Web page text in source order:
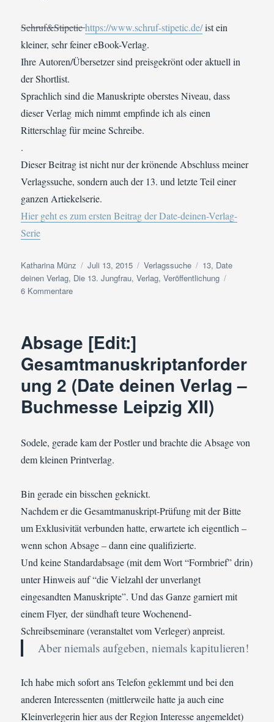
Schruf&Stipetichttps://www.schruf-stipetic.de/ist ein
kleiner, sehr feiner eBook-Verlag.
Ihre Autoren/Übersetzer sind preisgekrönt oder aktuell in
der Shortlist.
Sprachlich sind die Manuskripte oberstes Niveau, dass
dieser Verlag mich nimmt empfinde ich als einen
Ritterschlag für meine Schreibe.
.
Dieser Beitrag ist nicht nur der krönende Abschluss meiner
Verlagssuche, sondern auch der 13. und letzte Teil einer
ganzen Artiekelserie.
Hier geht es zum ersten Beitrag der Date-deinen-Verlag-
Serie
Autor
Katharina Münz
Veröffentlicht
am
Juli 13, 2015 Kategorien
Verlagssuche Schlagwörter
13, Date
deinen Verlag, Die 13. Jungfrau,Verlag,Veröffentlichung
6 Kommentarezu
Juli
Absage [Edit:]
Gesamtmanuskriptanforder
ung 2 (Date deinen Verlag –
Buchmesse Leipzig XII)
Sodele, gerade kam der Postler und brachte die Absagevon
dem kleinen Printverlag.
Bin gerade ein bisschen geknickt.
Nachdem er die Gesamtmanuskript-Prüfung mit der Bitte
um Exklusivität verbunden hatte, erwartete ich eigentlich –
wenn schon Absage – dann eine qualifizierte.
Und keine Standardabsage (mit dem Wort “Formbrief” drin)
unter Hinweis auf “die Vielzahl der unverlangt
eingesandten Manuskripte”. Und das Ganze garniert mit
einem Flyer, der sündhaft teure Wochenend-
Schreibseminare (veranstaltet vom Verleger) anpreist.
Aber niemals aufgeben, niemals kapitulieren!
Ich habe mich sofort ans Telefon geklemmt und bei den
anderen Interessenten (mittlerweile hatte ja auch eine
Kleinverlegerin hier aus der Region Interesse angemeldet)